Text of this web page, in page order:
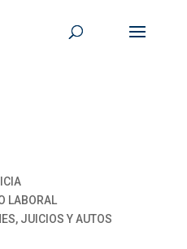
LABORAL
JUICIOS Y AUTOS